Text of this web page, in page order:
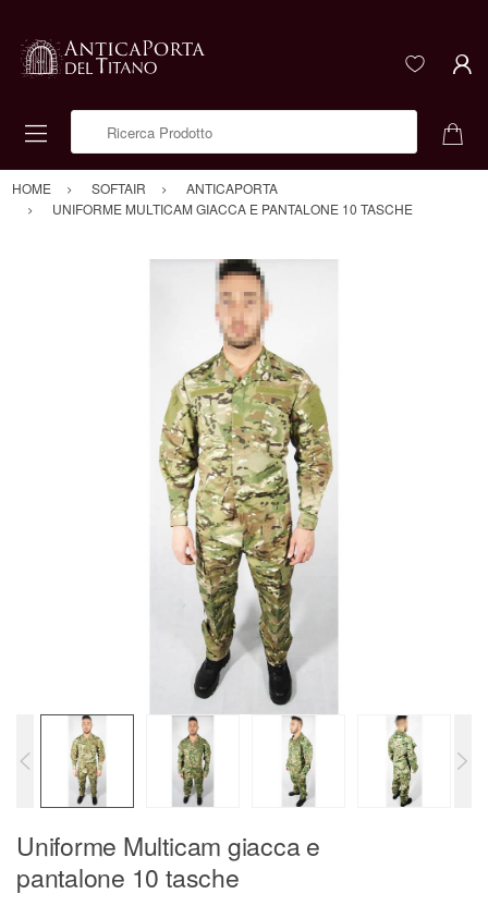
HOME SOFTAIR
ANTICAPORTA
UNIFORME MULTICAM GIACCA E PANTALONE 10 TASCHE
Uniforme Multicam giacca e
pantalone 10 tasche